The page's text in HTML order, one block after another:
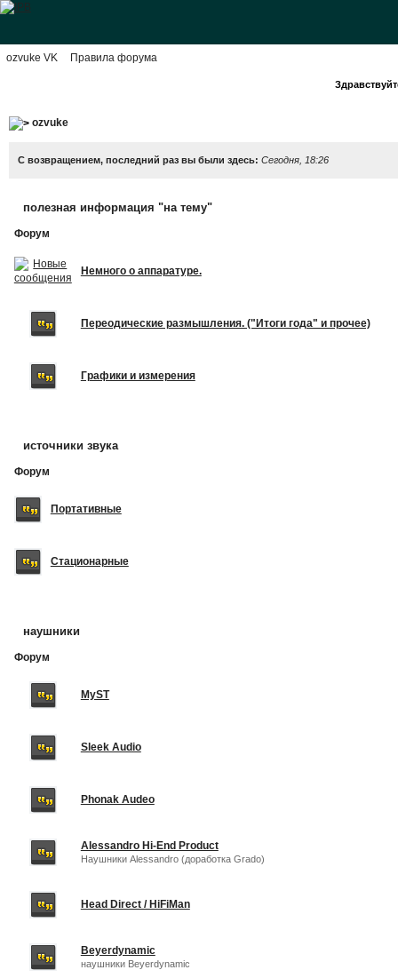
ozvuke VK Правила форума
ozvuke
С возвращением, последний раз вы были здесь: Сегодня, 18:26
полезная информация "на тему"
Форум
Немного о аппаратуре.
Переодические размышления. ("Итоги года" и прочее)
Графики и измерения
источники звука
Форум
Портативные
Стационарные
наушники
Форум
MyST
Sleek Audio
Phonak Audeo
Alessandro Hi-End Product
Наушники Alessandro (доработка Grado)
Head Direct / HiFiMan
Beyerdynamic
наушники Beyerdynamic